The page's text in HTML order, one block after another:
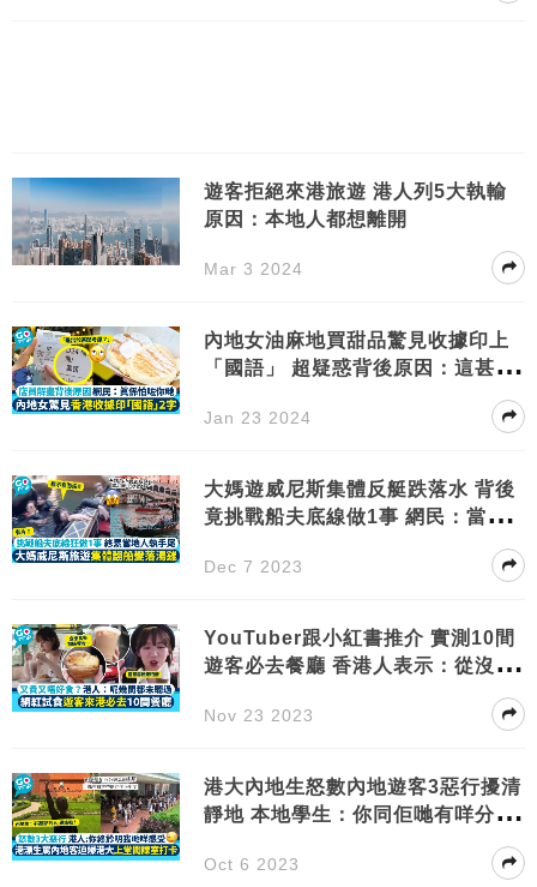
遊客拒絕來港旅遊 港人列5大執輸
原因：本地人都想離開
Mar 3 2024
內地女油麻地買甜品驚見收據印上
「國語」 超疑惑背後原因：這甚麼
Jan 23 2024
大媽遊威尼斯集體反艇跌落水 背後
竟挑戰船夫底線做1事 網民：當地
Dec 7 2023
YouTuber跟小紅書推介 實測10間
遊客必去餐廳 香港人表示：從沒聽
Nov 23 2023
港大內地生怒數內地遊客3惡行擾清
靜地 本地學生：你同佢哋有咩分
Oct 6 2023